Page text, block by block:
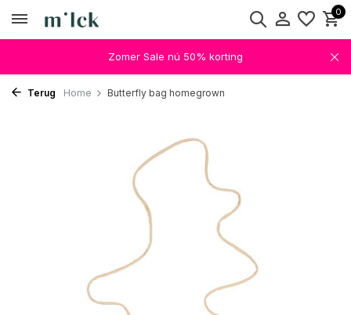
0
Zomer Sale nú 50% korting
Terug Home Butterfly bag homegrown